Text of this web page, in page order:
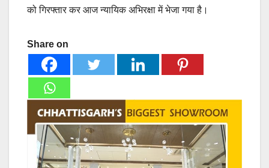
को गिरफ्तार कर आज न्यायिक अभिरक्षा में भेजा गया है।
Share on